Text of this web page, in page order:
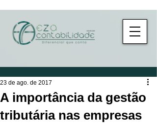
A importância da gestão
tributária nas empresas
23 de ago. de 2017